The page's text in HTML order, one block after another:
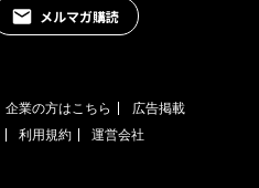
メルマガ購読
企業の方はこちら
広告掲載
利用規約 運営会社